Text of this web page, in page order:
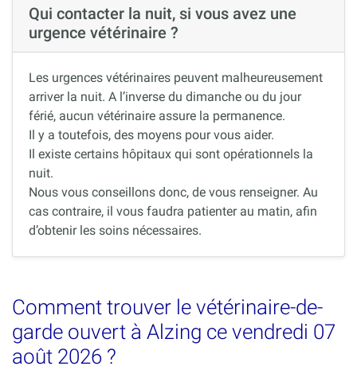
Qui contacter la nuit, si vous avez une
urgence vétérinaire ?
Les urgences vétérinaires peuvent malheureusement
arriver la nuit. A l’inverse du dimanche ou du jour
férié, aucun vétérinaire assure la permanence.
Il y a toutefois, des moyens pour vous aider.
Il existe certains hôpitaux qui sont opérationnels la
nuit.
Nous vous conseillons donc, de vous renseigner. Au
cas contraire, il vous faudra patienter au matin, afin
d’obtenir les soins nécessaires.
Comment trouver le vétérinaire-de-
garde ouvert à Alzing ce vendredi 07
août 2026 ?